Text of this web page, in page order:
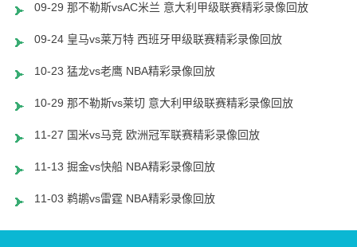
09-29 那不勒斯vsAC米兰 意大利甲级联赛精彩录像回放
09-24 皇马vs莱万特 西班牙甲级联赛精彩录像回放
10-23 猛龙vs老鹰 NBA精彩录像回放
10-29 那不勒斯vs莱切 意大利甲级联赛精彩录像回放
11-27 国米vs马竞 欧洲冠军联赛精彩录像回放
11-13 掘金vs快船 NBA精彩录像回放
11-03 鹈鹕vs雷霆 NBA精彩录像回放